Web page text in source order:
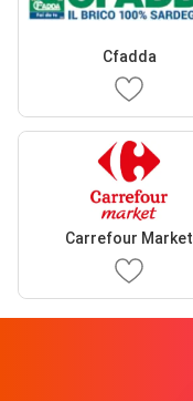
Cfadda
Carrefour Market